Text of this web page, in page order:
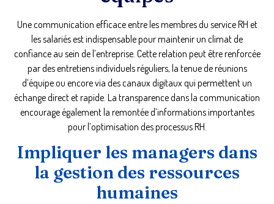
Une communication efficace entre les membres du service RH et
les salariés est indispensable pour maintenir un climat de
confiance au sein de l’entreprise. Cette relation peut être renforcée
par des entretiens individuels réguliers, la tenue de réunions
d’équipe ou encore via des canaux digitaux qui permettent un
échange direct et rapide. La transparence dans la communication
encourage également la remontée d’informations importantes
pour l’optimisation des processus RH.
Impliquer les managers dans
la gestion des ressources
humaines